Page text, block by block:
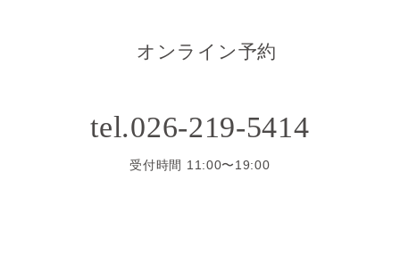
オンライン予約
tel.026-219-5414
受付時間 11:00〜19:00